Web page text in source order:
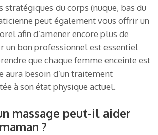
du corps (nuque, bas du
peut également vous offrir un
afin d’amener encore plus de
un bon professionnel est essentiel
que chaque femme enceinte est
aura besoin d’un traitement
à son état physique actuel.
massage peut-il aider
?